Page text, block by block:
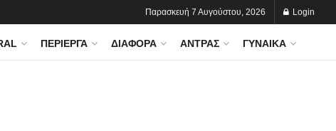
Παρασκευή 7 Αυγούστου, 2026 Login
ΠΕΡΊΕΡΓΑ ΔΙΆΦΟΡΑ ΆΝΤΡΑΣ ΓΥΝΑΊΚΑ